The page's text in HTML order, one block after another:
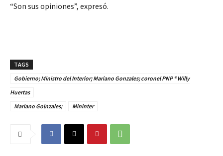
“Son sus opiniones”, expresó.
TAGS
Gobierno; Ministro del Interior; Mariano Gonzales; coronel PNP ® Willy
Huertas
Mariano Golnzales;
Mininter